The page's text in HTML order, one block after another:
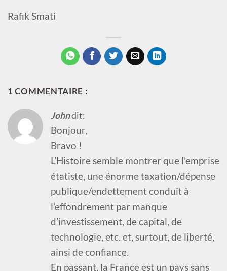
Rafik Smati
1 COMMENTAIRE :
Johndit:
Bonjour,
Bravo !
L’Histoire semble montrer que l’emprise
étatiste, une énorme taxation/dépense
publique/endettement conduit à
l’effondrement par manque
d’investissement, de capital, de
technologie, etc. et, surtout, de liberté,
ainsi de confiance.
En passant, la France est un pays sans